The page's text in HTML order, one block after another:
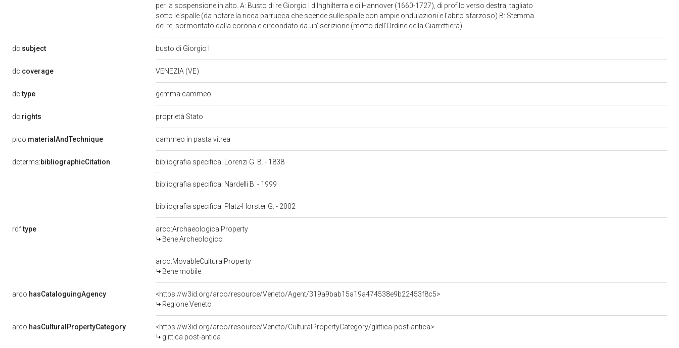
per la sospensione in alto. A: Busto di re Giorgio I d'Inghilterra e di Hannover (1660-1727), di profilo verso destra, tagliato
sotto le spalle (da notare la ricca parrucca che scende sulle spalle con ampie ondulazioni e l'abito sfarzoso) B: Stemma
del re, sormontato dalla corona e circondato da un'iscrizione (motto dell'Ordine della Giarrettiera)
dc:subject busto di Giorgio I
dc:coverage VENEZIA (VE)
dc:type gemma cammeo
dc:rights proprietà Stato
pico:materialAndTechnique cammeo in pasta vitrea
dcterms:bibliographicCitation bibliografia specifica: Lorenzi G. B. - 1838
bibliografia specifica: Nardelli B. - 1999
bibliografia specifica: Platz-Horster G. - 2002
rdf:type
arco:ArchaeologicalProperty
Bene Archeologico
arco:MovableCulturalProperty
Bene mobile
arco:hasCataloguingAgency
<https://w3id.org/arco/resource/Veneto/Agent/319a9bab15a19a474538e9b22453f8c5>
Regione Veneto
arco:hasCulturalPropertyCategory
<https://w3id.org/arco/resource/Veneto/CulturalPropertyCategory/glittica-post-antica>
glittica post-antica